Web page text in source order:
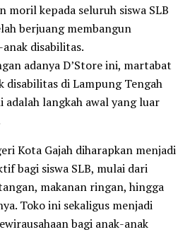
moril kepada seluruh siswa SLB
berjuang membangun
disabilitas.
adanya D’Store ini, martabat
disabilitas di Lampung Tengah
adalah langkah awal yang luar
Kota Gajah diharapkan menjadi
bagi siswa SLB, mulai dari
makanan ringan, hingga
Toko ini sekaligus menjadi
bagi anak-anak